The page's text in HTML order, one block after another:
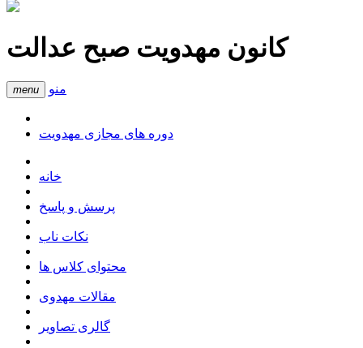
کانون مهدویت صبح عدالت
menu منو
دوره های مجازی مهدویت
خانه
پرسش و پاسخ
نکات ناب
محتوای کلاس ها
مقالات مهدوی
گالری تصاویر